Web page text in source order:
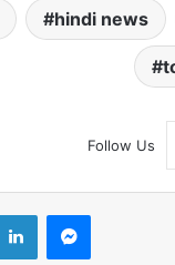
hindi news
Follow Us
LinkedInMessenger